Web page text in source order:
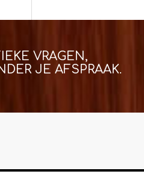
VRAGEN,
JE AFSPRAAK.